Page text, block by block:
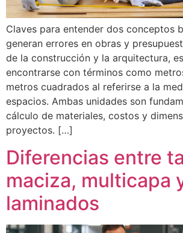
Claves para entender dos conceptos
generan errores en obras y
de la construcción y la arquitectura,
encontrarse con términos como
metros cuadrados al referirse a la
espacios. Ambas unidades son
cálculo de materiales, costos y
proyectos. […]
Diferencias entre
maciza, multicapa
laminados